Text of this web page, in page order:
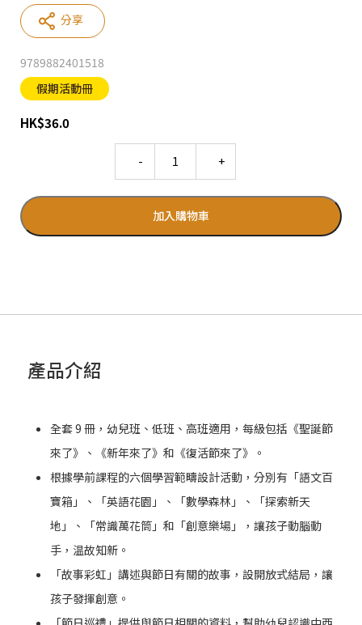
9789882401518
假期活動冊
HK$36.0
加入購物車
分享
產品介紹
全套 9 冊，幼兒班、低班、高班適用，每級包括《聖誕節
來了》、《新年來了》和《復活節來了》。
根據學前課程的六個學習範疇設計活動，分別有「語文百
寶箱」、「英語花園」、「數學森林」、「探索新天
地」、「常識萬花筒」和「創意樂場」，讓孩子動腦動
手，温故知新。
「故事彩虹」講述與節日有關的故事，設開放式結局，讓
孩子發揮創意。